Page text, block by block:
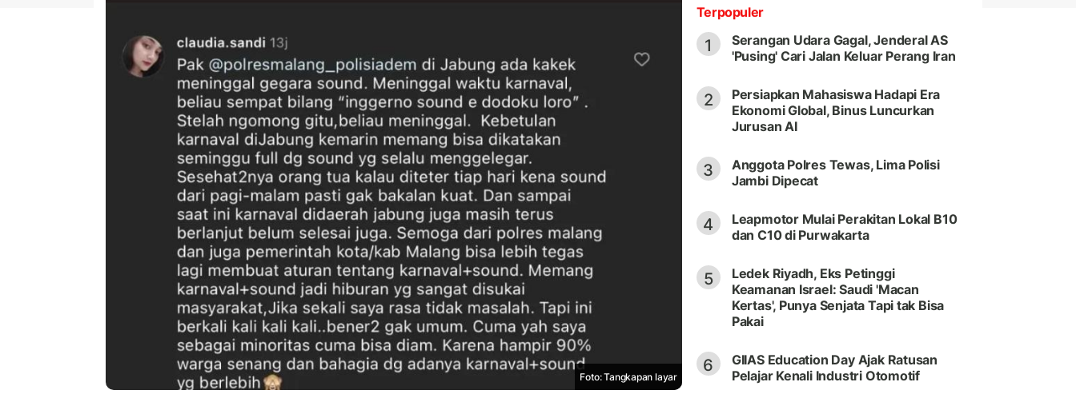
Foto: Tangkapan layar
Terpopuler
1
Serangan Udara Gagal, Jenderal AS
'Pusing' Cari Jalan Keluar Perang Iran
2
Persiapkan Mahasiswa Hadapi Era
Ekonomi Global, Binus Luncurkan
Jurusan AI
3
Anggota Polres Tewas, Lima Polisi
Jambi Dipecat
4
Leapmotor Mulai Perakitan Lokal B10
dan C10 di Purwakarta
5
Ledek Riyadh, Eks Petinggi
Keamanan Israel: Saudi 'Macan
Kertas', Punya Senjata Tapi tak Bisa
Pakai
6
GIIAS Education Day Ajak Ratusan
Pelajar Kenali Industri Otomotif